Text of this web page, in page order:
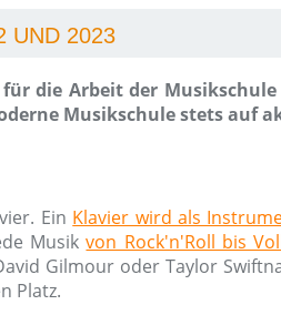
UND 2023
die Arbeit der Musikschule
Musikschule stets auf
Ein Klavier wird als
Musikvon Rock'n'Roll bis
Gilmour oder Taylor
Platz.